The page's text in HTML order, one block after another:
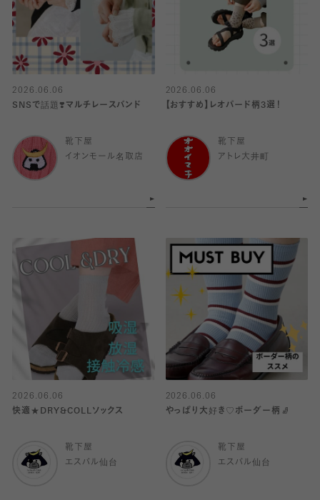
2026.06.06
SNSで話題❣️マルチレースバンド
靴下屋
イオンモール名取店
2026.06.06
【おすすめ】レオパード柄3選！
靴下屋
アトレ大井町
2026.06.06
快適★DRY&COLLソックス
靴下屋
エスパル仙台
2026.06.06
やっぱり大好き♡ボーダー柄🧦
靴下屋
エスパル仙台